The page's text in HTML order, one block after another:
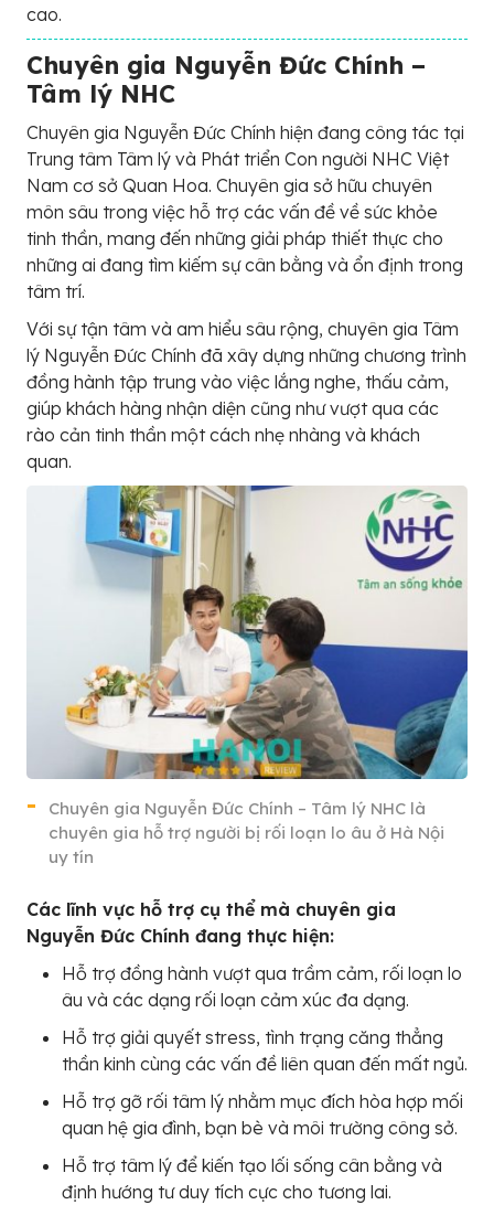
cao.
Chuyên gia Nguyễn Đức Chính –
Tâm lý NHC
Chuyên gia Nguyễn Đức Chính hiện đang công tác tại
Trung tâm Tâm lý và Phát triển Con người NHC Việt
Nam cơ sở Quan Hoa. Chuyên gia sở hữu chuyên
môn sâu trong việc hỗ trợ các vấn đề về sức khỏe
tinh thần, mang đến những giải pháp thiết thực cho
những ai đang tìm kiếm sự cân bằng và ổn định trong
tâm trí.
Với sự tận tâm và am hiểu sâu rộng, chuyên gia Tâm
lý Nguyễn Đức Chính đã xây dựng những chương trình
đồng hành tập trung vào việc lắng nghe, thấu cảm,
giúp khách hàng nhận diện cũng như vượt qua các
rào cản tinh thần một cách nhẹ nhàng và khách
quan.
Chuyên gia Nguyễn Đức Chính – Tâm lý NHC là
chuyên gia hỗ trợ người bị rối loạn lo âu ở Hà Nội
uy tín
Các lĩnh vực hỗ trợ cụ thể mà chuyên gia
Nguyễn Đức Chính đang thực hiện:
Hỗ trợ đồng hành vượt qua trầm cảm, rối loạn lo
âu và các dạng rối loạn cảm xúc đa dạng.
Hỗ trợ giải quyết stress, tình trạng căng thẳng
thần kinh cùng các vấn đề liên quan đến mất ngủ.
Hỗ trợ gỡ rối tâm lý nhằm mục đích hòa hợp mối
quan hệ gia đình, bạn bè và môi trường công sở.
Hỗ trợ tâm lý để kiến tạo lối sống cân bằng và
định hướng tư duy tích cực cho tương lai.